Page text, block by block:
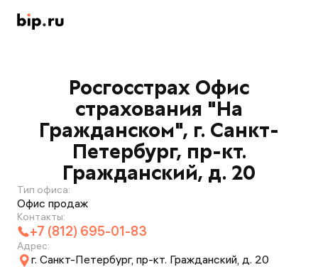
Росгосстрах Офис
страхования "На
Гражданском", г. Санкт-
Петербург, пр-кт.
Гражданский, д. 20
Тип офиса:
Офис продаж
Контакты:
+7 (812) 695-01-83
Адрес:
г. Санкт-Петербург, пр-кт. Гражданский, д. 20